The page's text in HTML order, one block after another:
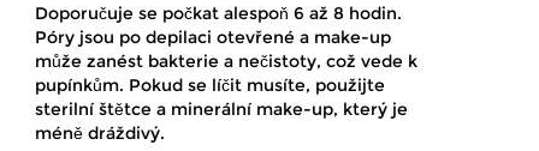
Doporučuje se počkat alespoň 6 až 8 hodin.
Póry jsou po depilaci otevřené a make-up
může zanést bakterie a nečistoty, což vede k
pupínkům. Pokud se líčit musíte, použijte
sterilní štětce a minerální make-up, který je
méně dráždivý.